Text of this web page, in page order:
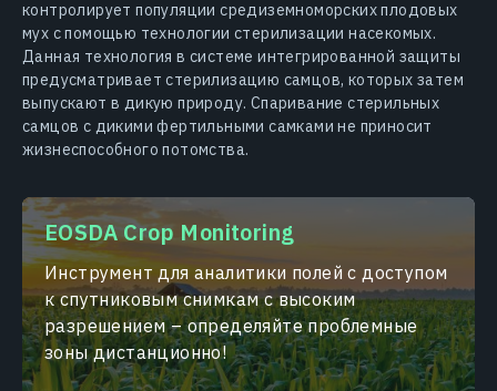
контролирует популяции средиземноморских плодовых
мух с помощью технологии стерилизации насекомых.
Данная технология в системе интегрированной защиты
предусматривает стерилизацию самцов, которых затем
выпускают в дикую природу. Спаривание стерильных
самцов с дикими фертильными самками не приносит
жизнеспособного потомства.
EOSDA Crop Monitoring
Инструмент для аналитики полей с доступом
к спутниковым снимкам с высоким
разрешением – определяйте проблемные
зоны дистанционно!